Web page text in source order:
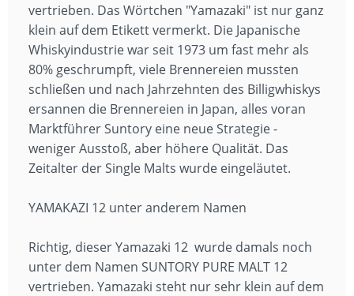
vertrieben. Das Wörtchen "Yamazaki" ist nur ganz
klein auf dem Etikett vermerkt. Die Japanische
Whiskyindustrie war seit 1973 um fast mehr als
80% geschrumpft, viele Brennereien mussten
schließen und nach Jahrzehnten des Billigwhiskys
ersannen die Brennereien in Japan, alles voran
Marktführer Suntory eine neue Strategie -
weniger Ausstoß, aber höhere Qualität. Das
Zeitalter der Single Malts wurde eingeläutet.
YAMAKAZI 12 unter anderem Namen
Richtig, dieser Yamazaki 12 wurde damals noch
unter dem Namen SUNTORY PURE MALT 12
vertrieben. Yamazaki steht nur sehr klein auf dem